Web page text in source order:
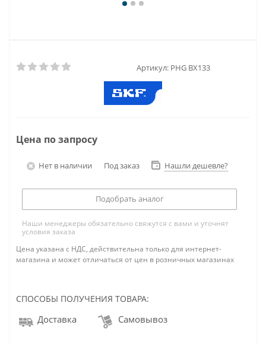
Артикул: PHG BX133
Цена по запросу
Нет в наличии Под заказ Нашли дешевле?
Подобрать аналог
Наши менеджеры обязательно свяжутся с вами и уточнят
условия заказа
Цена указана с НДС, действительна только для интернет-
магазина и может отличаться от цен в розничных магазинах
СПОСОБЫ ПОЛУЧЕНИЯ ТОВАРА:
Доставка Самовывоз